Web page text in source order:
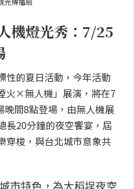
機燈光秀：7/25
性的夏日活動，今年活動
火×無人機」展演，將在7
間8點登場，由無人機展
長20分鐘的夜空饗宴，屆
穿梭，與台北城市意象共